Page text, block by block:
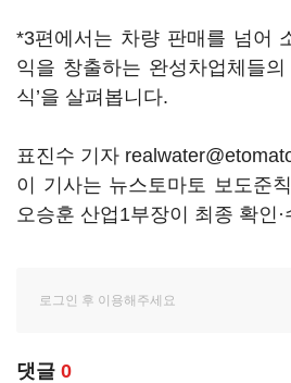
*3편에서는 차량 판매를 넘어
익을 창출하는 완성차업체들
식’을 살펴봅니다.
표진수 기자
이 기사는 뉴스토마토 보도준
오승훈 산업1부장이 최종 확인
댓글 0